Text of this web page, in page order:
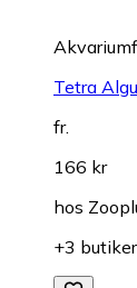
Tetra
fr.
166 kr
hos
+3 butiker